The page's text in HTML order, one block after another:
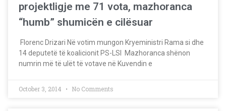
projektligje me 71 vota, mazhoranca
“humb” shumicën e cilësuar
Florenc Drizari Në votim mungon Kryeministri Rama si dhe
14 deputetë të koalicionit PS-LSI Mazhoranca shënon
numrin më të ulët të votave në Kuvendin e
October 3, 2014 No Comments